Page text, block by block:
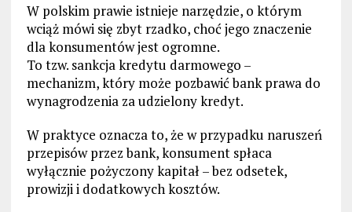
W polskim prawie istnieje narzędzie, o którym
wciąż mówi się zbyt rzadko, choć jego znaczenie
dla konsumentów jest ogromne.
To tzw. sankcja kredytu darmowego –
mechanizm, który może pozbawić bank prawa do
wynagrodzenia za udzielony kredyt.
W praktyce oznacza to, że w przypadku naruszeń
przepisów przez bank, konsument spłaca
wyłącznie pożyczony kapitał – bez odsetek,
prowizji i dodatkowych kosztów.